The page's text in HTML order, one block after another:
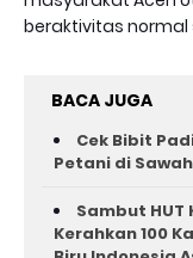
beraktivitas normal
BACA JUGA
Cek Bibit
Petani di Sawah
Sambut HUT
Kerahkan 100